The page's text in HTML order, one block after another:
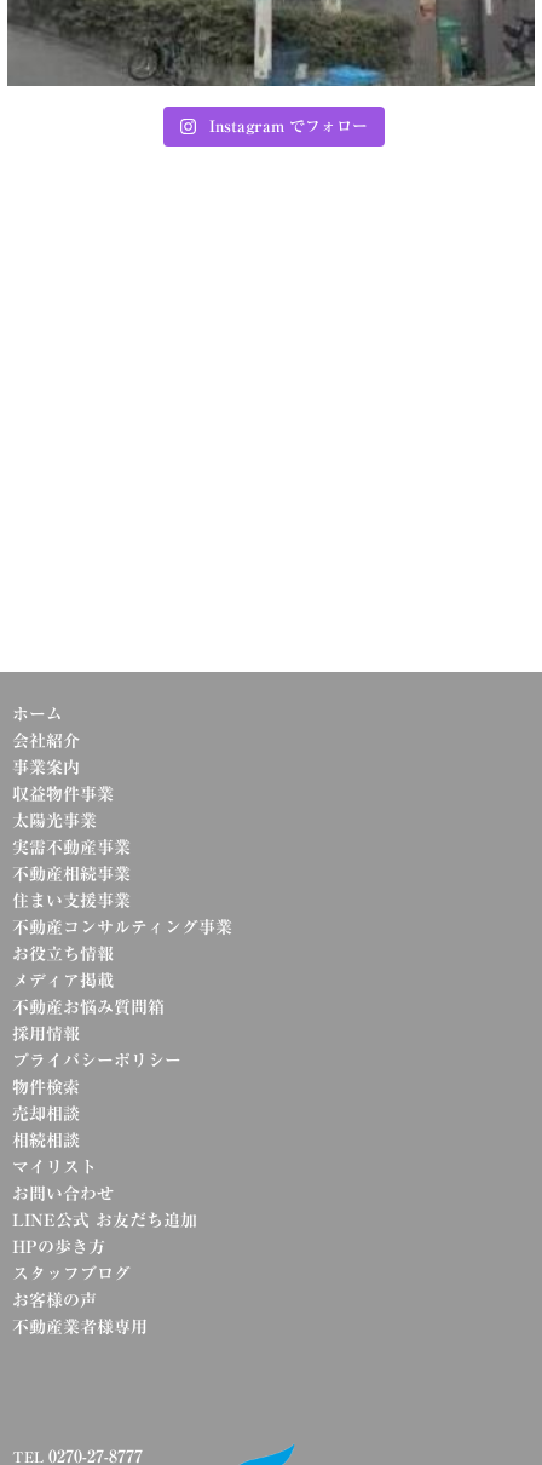
Instagram でフォロー
ホーム
会社紹介
事業案内
収益物件事業
太陽光事業
実需不動産事業
不動産相続事業
住まい支援事業
不動産コンサルティング事業
お役立ち情報
メディア掲載
不動産お悩み質問箱
採用情報
プライバシーポリシー
物件検索
売却相談
相続相談
マイリスト
お問い合わせ
LINE公式 お友だち追加
HPの歩き方
スタッフブログ
お客様の声
不動産業者様専用
TEL 0270-27-8777